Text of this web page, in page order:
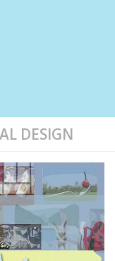
DESIGN